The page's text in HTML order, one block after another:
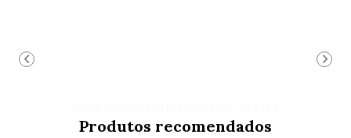
Produtos recomendados